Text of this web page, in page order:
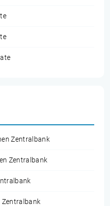
Zentralbank
Zentralbank
Zentralbank